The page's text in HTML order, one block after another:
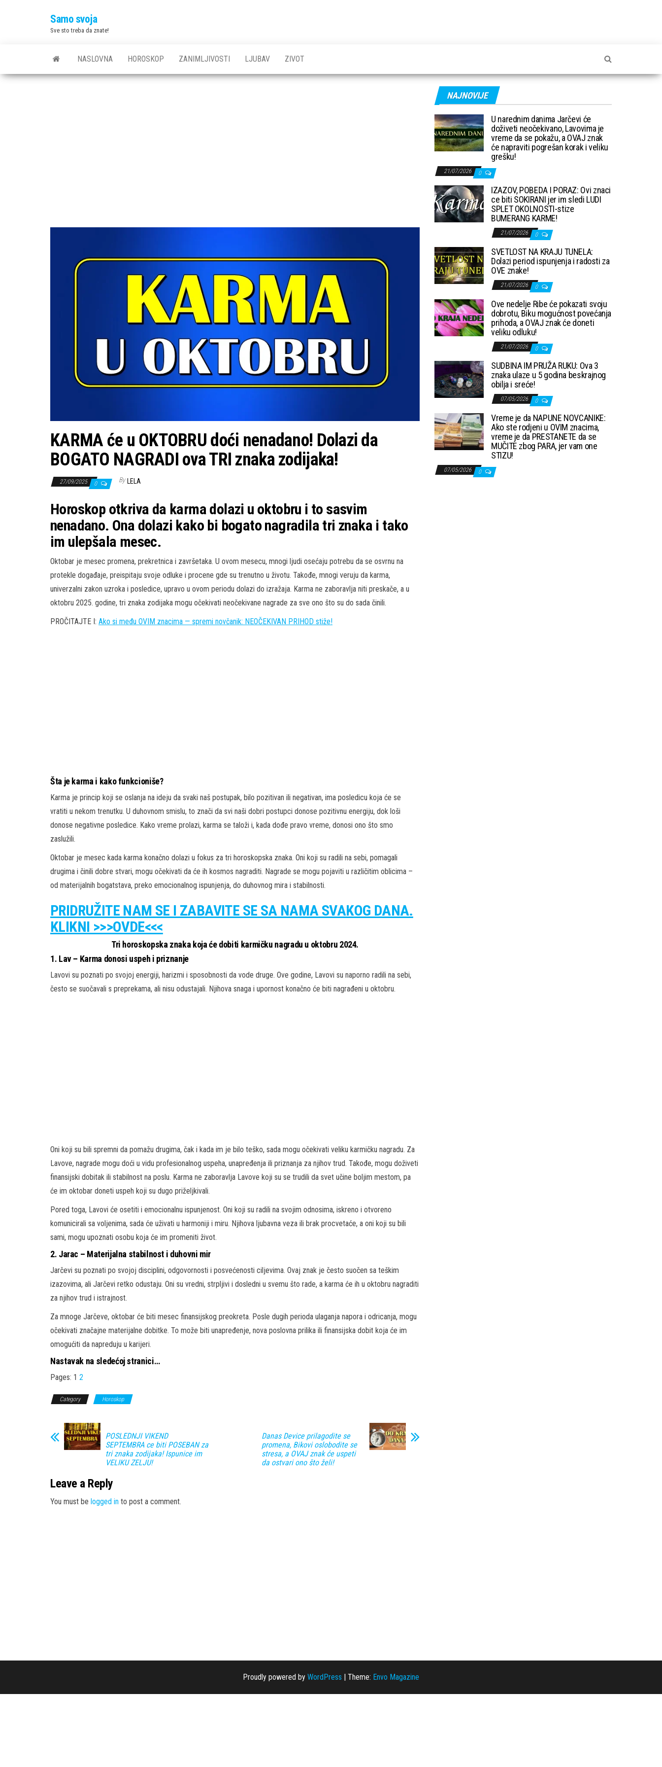
Samo svoja
Sve sto treba da znate!
NASLOVNA HOROSKOP ZANIMLJIVOSTI LJUBAV ZIVOT
KARMA će u OKTOBRU doći nenadano! Dolazi da
BOGATO NAGRADI ova TRI znaka zodijaka!
27/09/2025 0 By LELA
Horoskop otkriva da karma dolazi u oktobru i to sasvim
nenadano. Ona dolazi kako bi bogato nagradila tri znaka i tako
im ulepšala mesec.
Oktobar je mesec promena, prekretnica i završetaka. U ovom mesecu, mnogi ljudi osećaju potrebu da se osvrnu na
protekle događaje, preispitaju svoje odluke i procene gde su trenutno u životu. Takođe, mnogi veruju da karma,
univerzalni zakon uzroka i posledice, upravo u ovom periodu dolazi do izražaja. Karma ne zaboravlja niti preskače, a u
oktobru 2025. godine, tri znaka zodijaka mogu očekivati neočekivane nagrade za sve ono što su do sada činili.
PROČITAJTE I: Ako si među OVIM znacima — spremi novčanik: NEOČEKIVAN PRIHOD stiže!
Šta je karma i kako funkcioniše?
Karma je princip koji se oslanja na ideju da svaki naš postupak, bilo pozitivan ili negativan, ima posledicu koja će se
vratiti u nekom trenutku. U duhovnom smislu, to znači da svi naši dobri postupci donose pozitivnu energiju, dok loši
donose negativne posledice. Kako vreme prolazi, karma se taloži i, kada dođe pravo vreme, donosi ono što smo
zaslužili.
Oktobar je mesec kada karma konačno dolazi u fokus za tri horoskopska znaka. Oni koji su radili na sebi, pomagali
drugima i činili dobre stvari, mogu očekivati da će ih kosmos nagraditi. Nagrade se mogu pojaviti u različitim oblicima –
od materijalnih bogatstava, preko emocionalnog ispunjenja, do duhovnog mira i stabilnosti.
PRIDRUŽITE NAM SE I ZABAVITE SE SA NAMA SVAKOG DANA.
KLIKNI >>>OVDE<<<
Tri horoskopska znaka koja će dobiti karmičku nagradu u oktobru 2024.
1. Lav– Karma donosi uspeh i priznanje
Lavovi su poznati po svojoj energiji, harizmi i sposobnosti da vode druge. Ove godine, Lavovi su naporno radili na sebi,
često se suočavali s preprekama, ali nisu odustajali. Njihova snaga i upornost konačno će biti nagrađeni u oktobru.
Oni koji su bili spremni da pomažu drugima, čak i kada im je bilo teško, sada mogu očekivati veliku karmičku nagradu. Za
Lavove, nagrade mogu doći u vidu profesionalnog uspeha, unapređenja ili priznanja za njihov trud. Takođe, mogu doživeti
finansijski dobitak ili stabilnost na poslu. Karma ne zaboravlja Lavove koji su se trudili da svet učine boljim mestom, pa
će im oktobar doneti uspeh koji su dugo priželjkivali.
Pored toga, Lavovi će osetiti i emocionalnu ispunjenost. Oni koji su radili na svojim odnosima, iskreno i otvoreno
komunicirali sa voljenima, sada će uživati u harmoniji i miru. Njihova ljubavna veza ili brak procvetaće, a oni koji su bili
sami, mogu upoznati osobu koja će im promeniti život.
2. Jarac – Materijalna stabilnost i duhovni mir
Jarčevi su poznati po svojoj disciplini, odgovornosti i posvećenosti ciljevima. Ovaj znak je često suočen sa teškim
izazovima, ali Jarčevi retko odustaju. Oni su vredni, strpljivi i dosledni u svemu što rade, a karma će ih u oktobru nagraditi
za njihov trud i istrajnost.
Za mnoge Jarčeve, oktobar će biti mesec finansijskog preokreta. Posle dugih perioda ulaganja napora i odricanja, mogu
očekivati značajne materijalne dobitke. To može biti unapređenje, nova poslovna prilika ili finansijska dobit koja će im
omogućiti da napreduju u karijeri.
Nastavak na sledećoj stranici…
Pages: 1 2
Category Horoskop
POSLEDNJI VIKEND
SEPTEMBRA ce biti POSEBAN za
tri znaka zodijaka! Ispunice im
VELIKU ZELJU!
Danas Device prilagodite se
promena, Bikovi oslobodite se
stresa, a OVAJ znak će uspeti
da ostvari ono što želi!
Leave a Reply
You must be logged in to post a comment.
NAJNOVIJE
U narednim danima Jarčevi će
doživeti neočekivano, Lavovima je
vreme da se pokažu, a OVAJ znak
će napraviti pogrešan korak i veliku
grešku!
21/07/2026 0
IZAZOV, POBEDA I PORAZ: Ovi znaci
ce biti SOKIRANI jer im sledi LUDI
SPLET OKOLNOSTI-stize
BUMERANG KARME!
21/07/2026 0
SVETLOST NA KRAJU TUNELA:
Dolazi period ispunjenja i radosti za
OVE znake!
21/07/2026 0
Ove nedelje Ribe će pokazati svoju
dobrotu, Biku mogućnost povećanja
prihoda, a OVAJ znak će doneti
veliku odluku!
21/07/2026 0
SUDBINA IM PRUŽA RUKU: Ova 3
znaka ulaze u 5 godina beskrajnog
obilja i sreće!
07/05/2026 0
Vreme je da NAPUNE NOVCANIKE:
Ako ste rodjeni u OVIM znacima,
vreme je da PRESTANETE da se
MUČITE zbog PARA, jer vam one
STIZU!
07/05/2026 0
Proudly powered by WordPress | Theme: Envo Magazine